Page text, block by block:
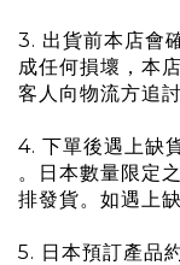
3. 出貨前本店會
成任何損壞，本
客人向物流方追討
4. 下單後遇上缺
。日本數量限定
排發貨。如遇上
5. 日本預訂產品